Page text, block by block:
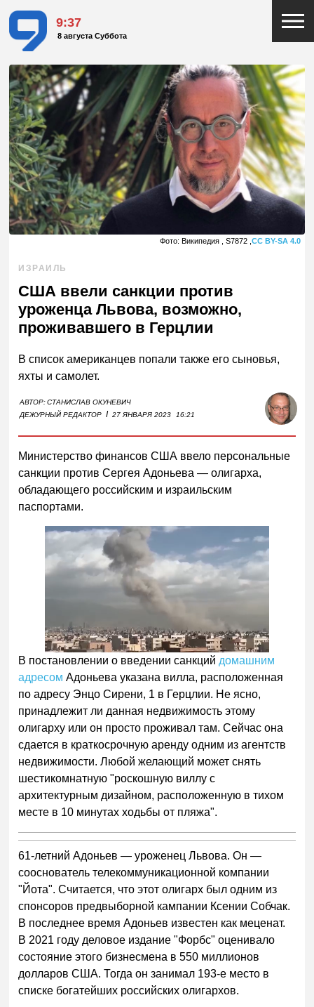
9:37
8 августа Суббота
Фото: Википедия , S7872 , CC BY-SA 4.0
ИЗРАИЛЬ
США ввели санкции против
уроженца Львова, возможно,
проживавшего в Герцлии
В список американцев попали также его сыновья,
яхты и самолет.
АВТОР:СТАНИСЛАВ ОКУНЕВИЧ
ДЕЖУРНЫЙ РЕДАКТОР I 27 ЯНВАРЯ 2023 16:21
Министерство финансов США ввело персональные
санкции против Сергея Адоньева — олигарха,
обладающего российским и израильским
паспортами.
В постановлении о введении санкций домашним
адресом Адоньева указана вилла, расположенная
по адресу Энцо Сирени, 1 в Герцлии. Не ясно,
принадлежит ли данная недвижимость этому
олигарху или он просто проживал там. Сейчас она
сдается в краткосрочную аренду одним из агентств
недвижимости. Любой желающий может снять
шестикомнатную "роскошную виллу с
архитектурным дизайном, расположенную в тихом
месте в 10 минутах ходьбы от пляжа".
61-летний Адоньев — уроженец Львова. Он —
сооснователь телекоммуникационной компании
"Йота". Считается, что этот олигарх был одним из
спонсоров предвыборной кампании Ксении Собчак.
В последнее время Адоньев известен как меценат.
В 2021 году деловое издание "Форбс" оценивало
состояние этого бизнесмена в 550 миллионов
долларов США. Тогда он занимал 193-е место в
списке богатейших российских олигархов.